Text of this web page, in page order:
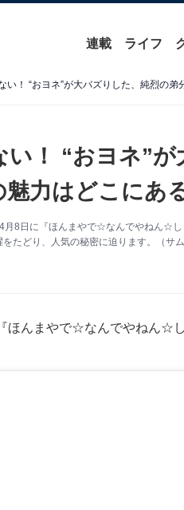
連載 ライフ
い！ “おヨネ”が大バズりした、純烈の
！ “おヨネ”
力はどこにあ
月8日に『ほんまやで☆なんでやねん☆
たどり、人気の秘密に迫ります。（サ
ほんまやで☆なんでやねん☆